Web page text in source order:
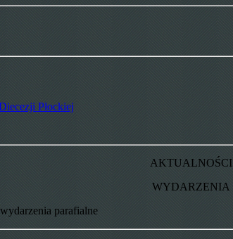
Płockiej
AKTUALNOŚCI
WYDARZENIA
parafialne